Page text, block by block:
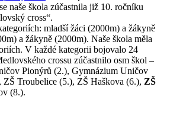
naše škola zúčastnila již 10. ročníku
cross“.
mladší žáci (2000m) a žákyně
a žákyně (2000m). Naše škola měla
V každé kategorii bojovalo 24
crossu zúčastnilo osm škol –
Pionýrů (2.), Gymnázium Uničov
Troubelice (5.), ZŠ Haškova (6.), ZŠ
(8.).